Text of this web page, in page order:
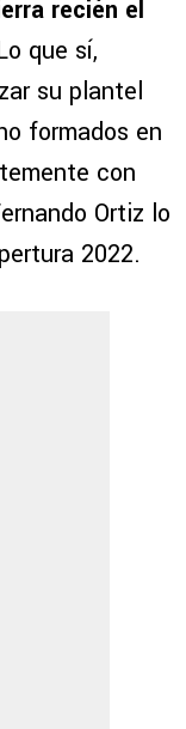
recién el
que sí,
su plantel
formados en
con
Ortiz lo
2022.